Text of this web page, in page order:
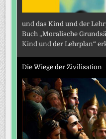
und das Kind und der
Buch „Moralische
Kind und der Lehrplan“
Die Wiege der Zivilisation